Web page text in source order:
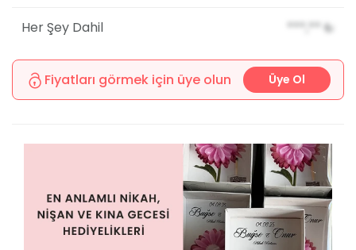
Her Şey Dahil ***,** ₺
Fiyatları görmek için üye olun Üye Ol